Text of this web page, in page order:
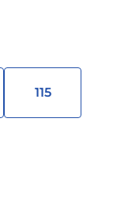
115